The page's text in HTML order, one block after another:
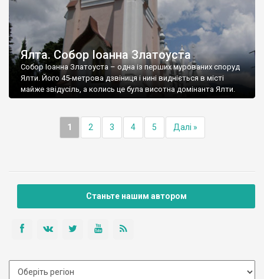
Ялта. Собор Іоанна Златоуста
Собор Іоанна Златоуста – одна із перших мурованих споруд
Ялти. Його 45-метрова дзвіниця і нині видніється в місті
майже звідусіль, а колись це була висотна домінанта Ялти.
1 2 3 4 5 Далі »
Станьте нашим автором